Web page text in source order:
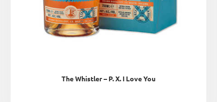
The Whistler – P. X. I Love You